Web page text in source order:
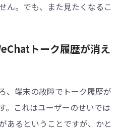
ん。でも、また見たくなるこ
トーク履歴が消え
、端末の故障でトーク履歴が
。これはユーザーのせいでは
あるということですが、かと